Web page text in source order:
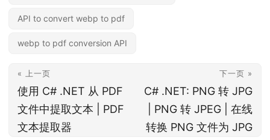
API to convert webp to pdf
webp to pdf conversion API
« 上一页
使用 C# .NET 从 PDF
文件中提取文本 | PDF
文本提取器
下一页 »
C# .NET: PNG 转 JPG
| PNG 转 JPEG | 在线
转换 PNG 文件为 JPG